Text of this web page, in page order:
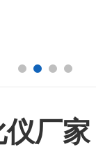
厂家